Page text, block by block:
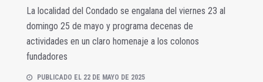
La localidad del Condado se engalana del viernes 23 al
domingo 25 de mayo y programa decenas de
actividades en un claro homenaje a los colonos
fundadores
PUBLICADO EL 22 DE MAYO DE 2025